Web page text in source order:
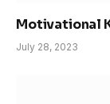
Motivational
July 28, 2023